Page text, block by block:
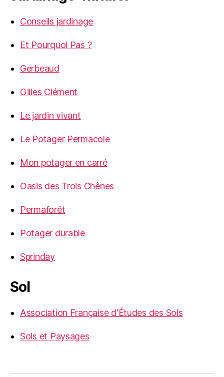
Conseils jardinage
Et Pourquoi Pas ?
Gerbeaud
Gilles Clément
Le jardin vivant
Le Potager Permacole
Mon potager en carré
Oasis des Trois Chênes
Permaforêt
Potager durable
Sprinday
Sol
Association Française d'Études des Sols
Sols et Paysages